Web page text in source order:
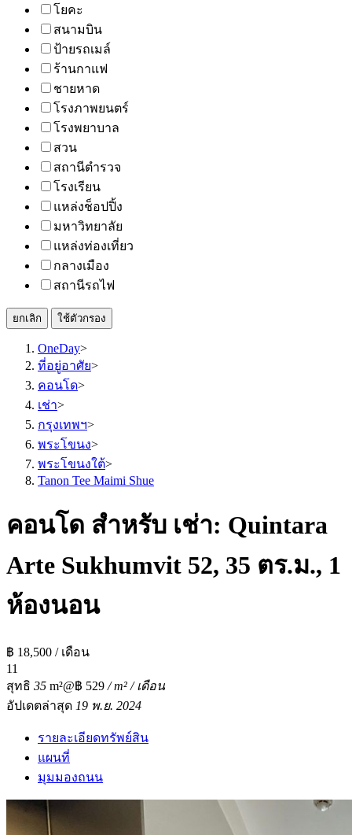
โยคะ
สนามบิน
ป้ายรถเมล์
ร้านกาแฟ
ชายหาด
โรงภาพยนตร์
โรงพยาบาล
สวน
สถานีตำรวจ
โรงเรียน
แหล่งช็อปปิ้ง
มหาวิทยาลัย
แหล่งท่องเที่ยว
กลางเมือง
สถานีรถไฟ
ยกเลิก ใช้ตัวกรอง
OneDay>
ที่อยู่อาศัย>
คอนโด>
เช่า>
กรุงเทพฯ>
พระโขนง>
พระโขนงใต้>
Tanon Tee Maimi Shue
คอนโด สำหรับ เช่า: Quintara
Arte Sukhumvit 52, 35 ตร.ม., 1
ห้องนอน
฿ 18,500 / เดือน
11
สุทธิ 35 m²@฿ 529 / m² / เดือน
อัปเดตล่าสุด 19 พ.ย. 2024
รายละเอียดทรัพย์สิน
แผนที่
มุมมองถนน